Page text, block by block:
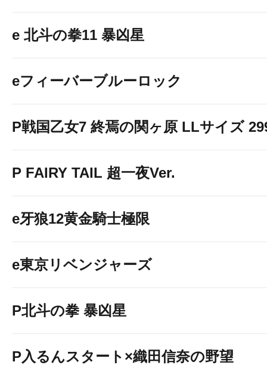
e 北斗の拳11 暴凶星
eフィーバーブルーロック
P戦国乙女7 終焉の関ヶ原 LLサイズ
P FAIRY TAIL 超一夜Ver.
e牙狼12黄金騎士極限
e東京リベンジャーズ
P北斗の拳 暴凶星
P入るんスタート×織田信奈の野望